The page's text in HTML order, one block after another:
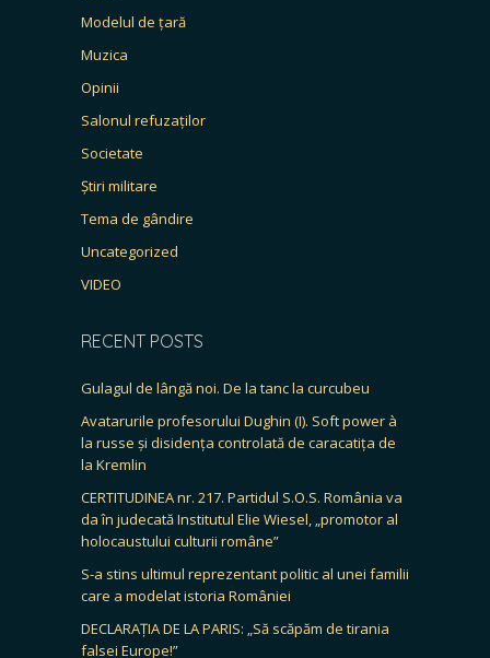
Modelul de țară
Muzica
Opinii
Salonul refuzaților
Societate
Știri militare
Tema de gândire
Uncategorized
VIDEO
RECENT POSTS
Gulagul de lângă noi. De la tanc la curcubeu
Avatarurile profesorului Dughin (I). Soft power à
la russe și disidența controlată de caracatița de
la Kremlin
CERTITUDINEA nr. 217. Partidul S.O.S. România va
da în judecată Institutul Elie Wiesel, „promotor al
holocaustului culturii române”
S-a stins ultimul reprezentant politic al unei familii
care a modelat istoria României
DECLARAȚIA DE LA PARIS: „Să scăpăm de tirania
falsei Europe!”